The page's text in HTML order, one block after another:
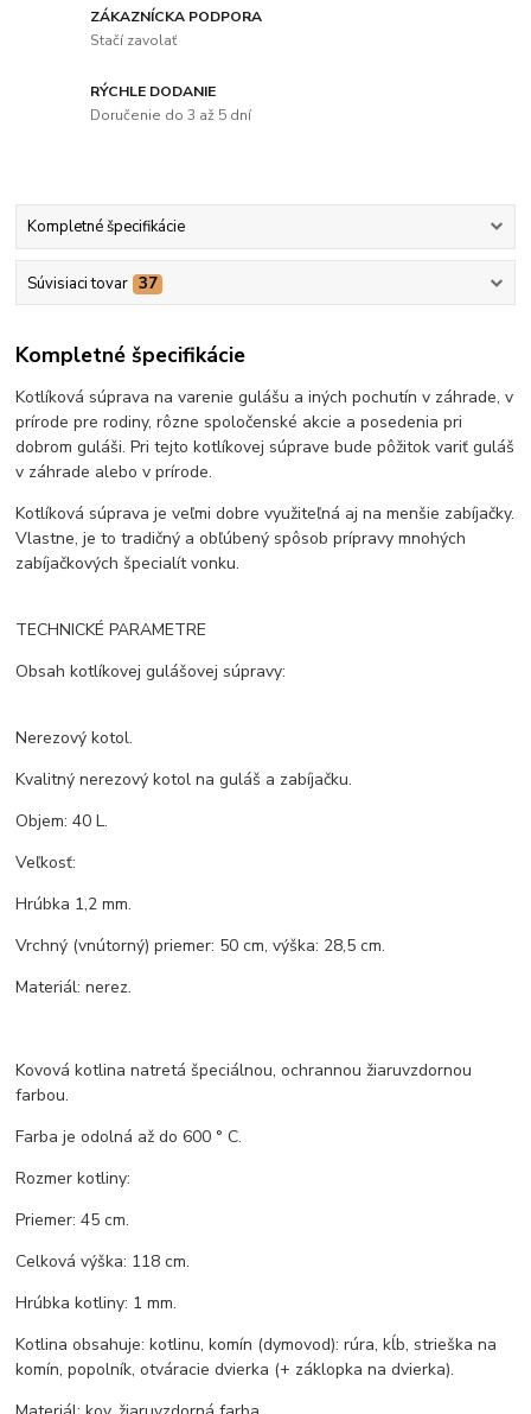
ZÁKAZNÍCKA PODPORA
Stačí zavolať
RÝCHLE DODANIE
Doručenie do 3 až 5 dní
Kompletné špecifikácie
Súvisiaci tovar 37
Kompletné špecifikácie
Kotlíková súprava na varenie gulášu a iných pochutín v záhrade, v
prírode pre rodiny, rôzne spoločenské akcie a posedenia pri
dobrom guláši. Pri tejto kotlíkovej súprave bude pôžitok variť guláš
v záhrade alebo v prírode.
Kotlíková súprava je veľmi dobre využiteľná aj na menšie zabíjačky.
Vlastne, je to tradičný a obľúbený spôsob prípravy mnohých
zabíjačkových špecialít vonku.
TECHNICKÉ PARAMETRE
Obsah kotlíkovej gulášovej súpravy:
Nerezový kotol.
Kvalitný nerezový kotol na guláš a zabíjačku.
Objem: 40 L.
Veľkosť:
Hrúbka 1,2 mm.
Vrchný (vnútorný) priemer: 50 cm, výška: 28,5 cm.
Materiál: nerez.
Kovová kotlina natretá špeciálnou, ochrannou žiaruvzdornou
farbou.
Farba je odolná až do 600 ° C.
Rozmer kotliny:
Priemer: 45 cm.
Celková výška: 118 cm.
Hrúbka kotliny: 1 mm.
Kotlina obsahuje: kotlinu, komín (dymovod): rúra, kĺb, strieška na
komín, popolník, otváracie dvierka (+ záklopka na dvierka).